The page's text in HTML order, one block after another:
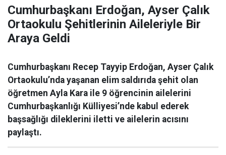
Cumhurbaşkanı Erdoğan, Ayser Çalık
Ortaokulu Şehitlerinin Aileleriyle Bir
Araya Geldi
Cumhurbaşkanı Recep Tayyip Erdoğan, Ayser Çalık
Ortaokulu’nda yaşanan elim saldırıda şehit olan
öğretmen Ayla Kara ile 9 öğrencinin ailelerini
Cumhurbaşkanlığı Külliyesi’nde kabul ederek
başsağlığı dileklerini iletti ve ailelerin acısını
paylaştı.